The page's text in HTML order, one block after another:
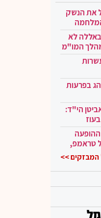
את הנשק
לא
המו"מ
כשנהג בפרעות
הי"ד:
ההופעה
טראמפ,
המבזקים >>